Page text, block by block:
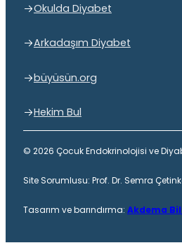
Okulda Diyabet
Arkadaşım Diyabet
büyüsün.org
Hekim Bul
© 2026 Çocuk Endokrinolojisi ve
Site Sorumlusu: Prof. Dr. Semra
Tasarım ve barındırma: Akdema